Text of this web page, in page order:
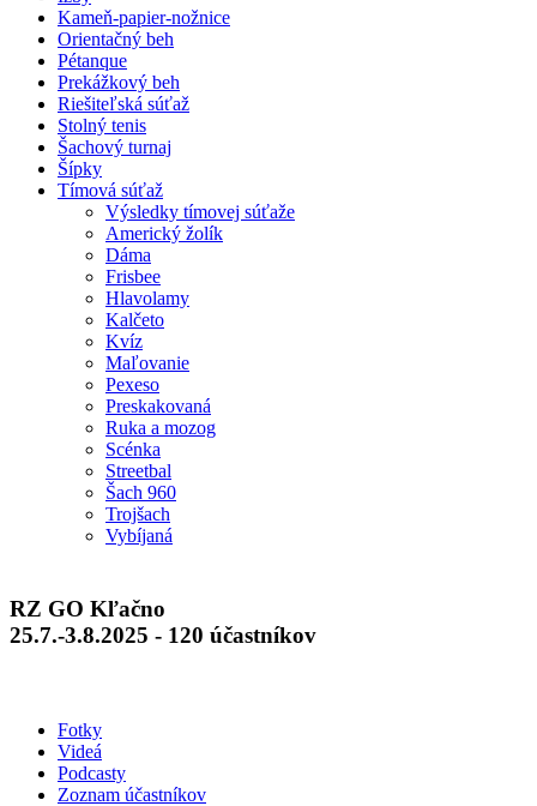
Kameň-papier-nožnice
Orientačný beh
Pétanque
Prekážkový beh
Riešiteľská súťaž
Stolný tenis
Šachový turnaj
Šípky
Tímová súťaž
Výsledky tímovej súťaže
Americký žolík
Dáma
Frisbee
Hlavolamy
Kalčeto
Kvíz
Maľovanie
Pexeso
Preskakovaná
Ruka a mozog
Scénka
Streetbal
Šach 960
Trojšach
Vybíjaná
RZ GO Kľačno
25.7.-3.8.2025 - 120 účastníkov
Fotky
Videá
Podcasty
Zoznam účastníkov